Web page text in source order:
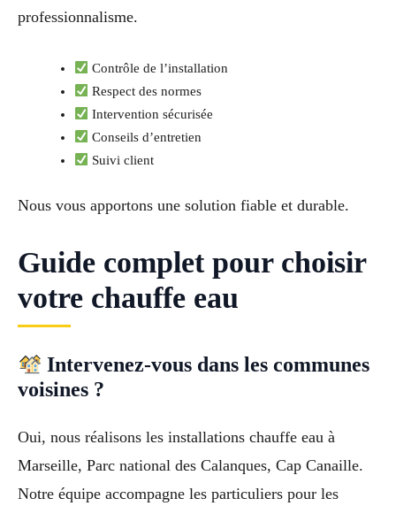
professionnalisme.
Contrôle de l’installation
Respect des normes
Intervention sécurisée
Conseils d’entretien
Suivi client
Nous vous apportons une solution fiable et durable.
Guide complet pour choisir
votre chauffe eau
Intervenez-vous dans les communes
voisines ?
Oui, nous réalisons les installations chauffe eau à
Marseille, Parc national des Calanques, Cap Canaille.
Notre équipe accompagne les particuliers pour les